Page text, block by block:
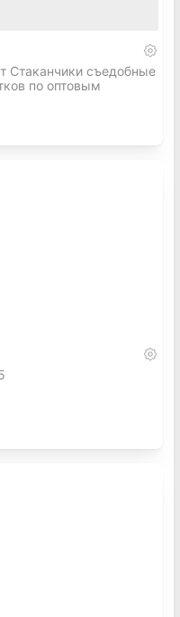
Стаканчики съедобные
по оптовым